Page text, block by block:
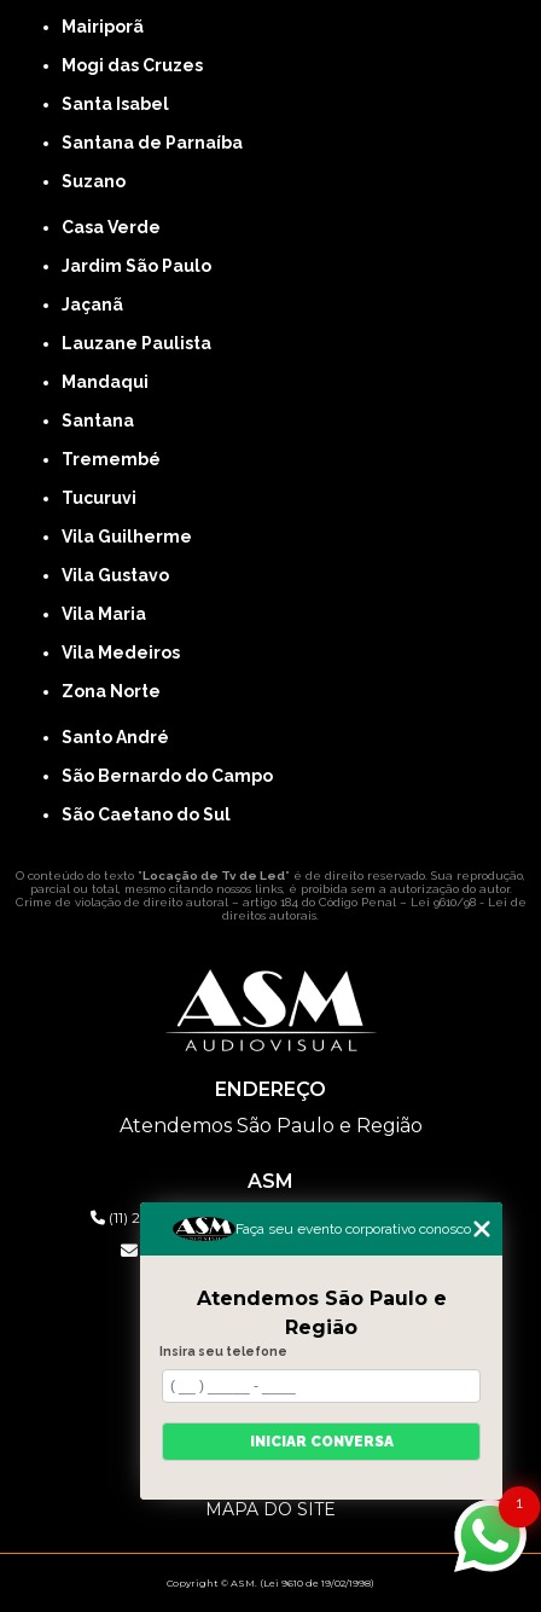
Mairiporã
Mogi das Cruzes
Santa Isabel
Santana de Parnaíba
Suzano
Casa Verde
Jardim São Paulo
Jaçanã
Lauzane Paulista
Mandaqui
Santana
Tremembé
Tucuruvi
Vila Guilherme
Vila Gustavo
Vila Maria
Vila Medeiros
Zona Norte
Santo André
São Bernardo do Campo
São Caetano do Sul
O conteúdo do texto "Locação de Tv de Led" é de direito reservado. Sua reprodução,
parcial ou total, mesmo citando nossos links, é proibida sem a autorização do autor.
Crime de violação de direito autoral – artigo 184 do Código Penal – Lei 9610/98 - Lei de
direitos autorais
ENDEREÇO
Atendemos São Paulo e Região
ASM
(11) 2626-2019 (11) 99577-9954
eventos@asmaudiovisual.com.br
MENU
HOME
QUEM SOMOS
SERVIÇOS
CONTATO
BLOG
MAPA DO SITE
Copyright © ASM. (Lei 9610 de 19/02/1998)
1
Faça seu evento corporativo conosco
Atendemos São Paulo e
Região
Insira seu telefone
INICIAR CONVERSA